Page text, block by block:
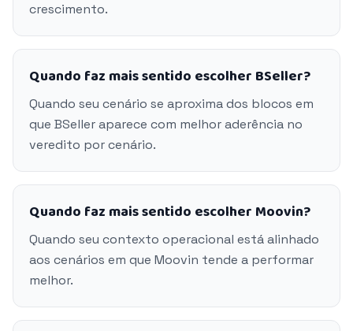
crescimento.
Quando faz mais sentido escolher BSeller?
Quando seu cenário se aproxima dos blocos em
que BSeller aparece com melhor aderência no
veredito por cenário.
Quando faz mais sentido escolher Moovin?
Quando seu contexto operacional está alinhado
aos cenários em que Moovin tende a performar
melhor.